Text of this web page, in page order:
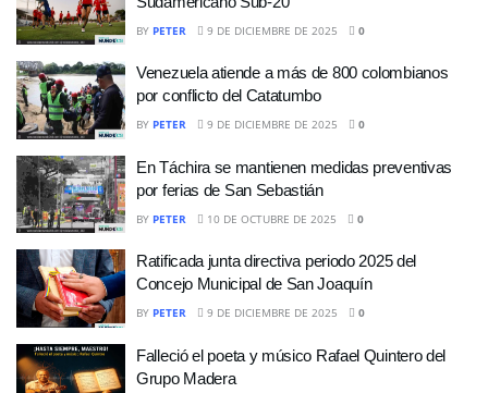
BY PETER 9 DE DICIEMBRE DE 2025 0
Venezuela atiende a más de 800 colombianos
por conflicto del Catatumbo
BY PETER 9 DE DICIEMBRE DE 2025 0
En Táchira se mantienen medidas preventivas
por ferias de San Sebastián
BY PETER 10 DE OCTUBRE DE 2025 0
Ratificada junta directiva periodo 2025 del
Concejo Municipal de San Joaquín
BY PETER 9 DE DICIEMBRE DE 2025 0
Falleció el poeta y músico Rafael Quintero del
Grupo Madera